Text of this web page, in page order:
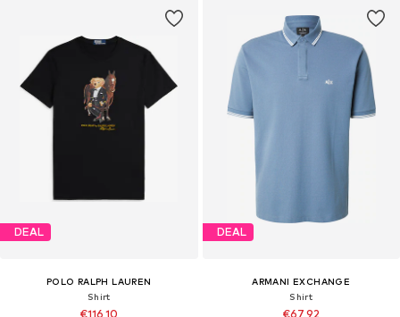
DEAL
POLO RALPH LAUREN
Shirt
€116,10
DEAL
ARMANI EXCHANGE
Shirt
€67,92